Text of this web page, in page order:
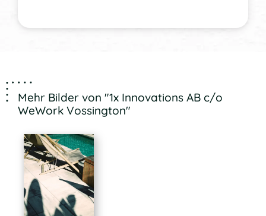
Mehr Bilder von "1x Innovations AB c/o
WeWork Vossington"